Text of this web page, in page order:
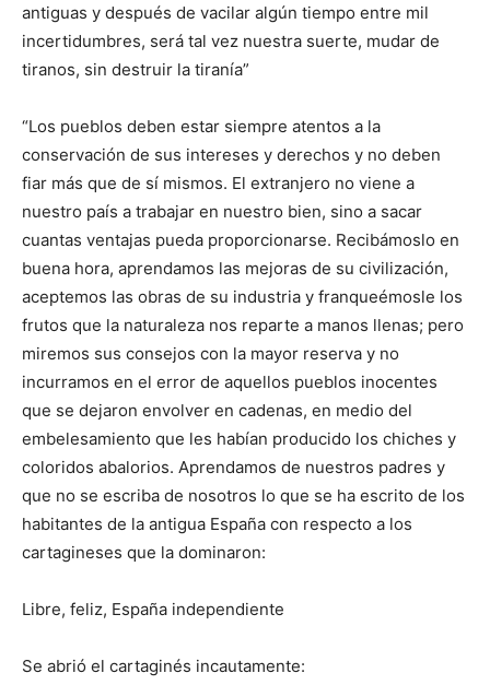
antiguas y después de vacilar algún tiempo entre mil
incertidumbres, será tal vez nuestra suerte, mudar de
tiranos, sin destruir la tiranía”
“Los pueblos deben estar siempre atentos a la
conservación de sus intereses y derechos y no deben
fiar más que de sí mismos. El extranjero no viene a
nuestro país a trabajar en nuestro bien, sino a sacar
cuantas ventajas pueda proporcionarse. Recibámoslo en
buena hora, aprendamos las mejoras de su civilización,
aceptemos las obras de su industria y franqueémosle los
frutos que la naturaleza nos reparte a manos llenas; pero
miremos sus consejos con la mayor reserva y no
incurramos en el error de aquellos pueblos inocentes
que se dejaron envolver en cadenas, en medio del
embelesamiento que les habían producido los chiches y
coloridos abalorios. Aprendamos de nuestros padres y
que no se escriba de nosotros lo que se ha escrito de los
habitantes de la antigua España con respecto a los
cartagineses que la dominaron:
Libre, feliz, España independiente
Se abrió el cartaginés incautamente: